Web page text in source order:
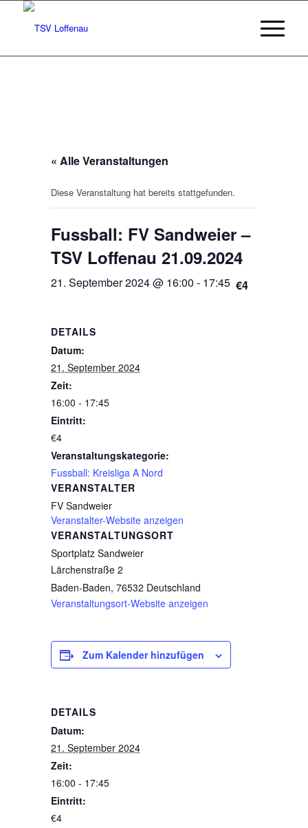
« Alle Veranstaltungen
Diese Veranstaltung hat bereits stattgefunden.
Fussball: FV Sandweier –
TSV Loffenau 21.09.2024
21. September 2024 @ 16:00 - 17:45 €4
DETAILS
Datum:
21. September 2024
Zeit:
16:00 - 17:45
Eintritt:
€4
Veranstaltungskategorie:
Fussball: Kreisliga A Nord
VERANSTALTUNGSORT
Sportplatz Sandweier
Lärchenstraße 2
Baden-Baden, 76532 Deutschland
Veranstaltungsort-Website anzeigen
VERANSTALTER
FV Sandweier
Veranstalter-Website anzeigen
Zum Kalender hinzufügen
DETAILS
Datum:
21. September 2024
Zeit:
16:00 - 17:45
Eintritt:
€4